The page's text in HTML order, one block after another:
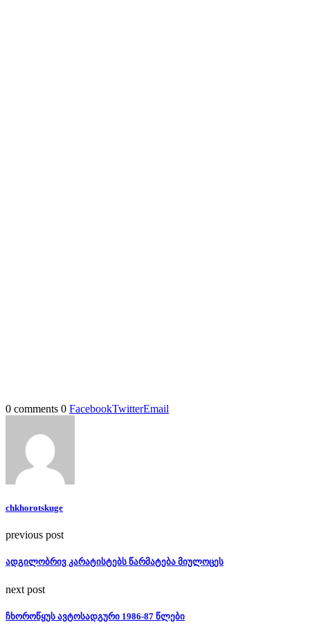
0 comments 0 FacebookTwitterEmail
chkhorotskuge
previous post
ადგილობრივ კარატისტებს წარმატება მიულოცეს
next post
ჩხოროწყუს ავტოსადგური 1986-87 წლები